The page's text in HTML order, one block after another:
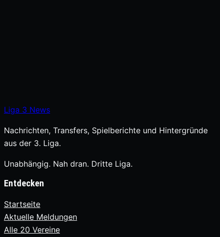
Liga 3 News
Nachrichten, Transfers, Spielberichte und Hintergründe
aus der 3. Liga.
Unabhängig. Nah dran. Dritte Liga.
Entdecken
Startseite
Aktuelle Meldungen
Alle 20 Vereine